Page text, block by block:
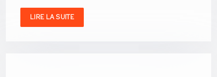
LIRE LA SUITE